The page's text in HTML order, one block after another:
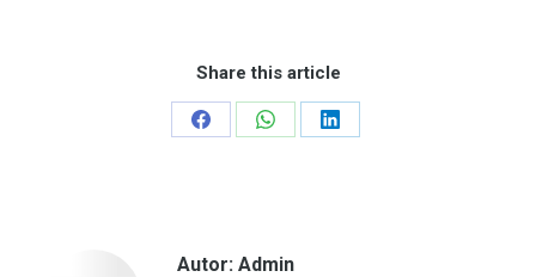
Share this article
Teilen
Teilen
Teilen
Autor: Admin